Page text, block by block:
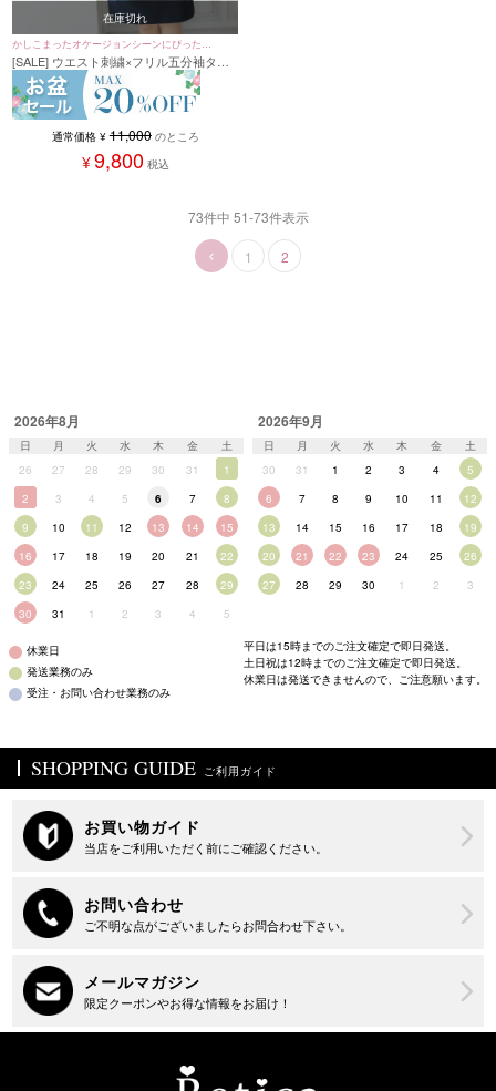
在庫切れ
かしこまったオケージョンシーンにぴったり
♪
[SALE] ウエスト刺繍×フリル五分袖タイ
ト膝丈スカートパーティードレス (Sサイ
ズ～4Lサイズ)
通常価格 ¥ 11,000 のところ
¥9,800 税込
73件中 51-73件表示
1 2
2026年8月
日 月 火 水 木 金
土
26
27 28 29 30 31
1
2
3 4 5 6 7
8
9
10 11 12 13 14
15
16
17 18 19 20 21
22
23
24 25 26 27 28
29
30
31 1 2 3 4 5
2026年9月
日 月 火 水 木 金
土
30
31 1 2 3 4
5
6
7 8 9 10 11
12
13
14 15 16 17 18
19
20
21 22 23 24 25
26
27
28 29 30 1 2 3
休業日
発送業務のみ
受注・お問い合わせ業務のみ
平日は15時までのご注文確定で即日発送。
土日祝は12時までのご注文確定で即日発送。
休業日は発送できませんので、ご注意願います。
SHOPPING GUIDE ご利用ガイド